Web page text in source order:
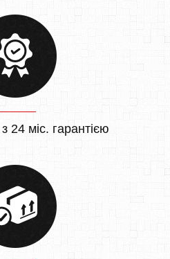
24 міс. гарантією